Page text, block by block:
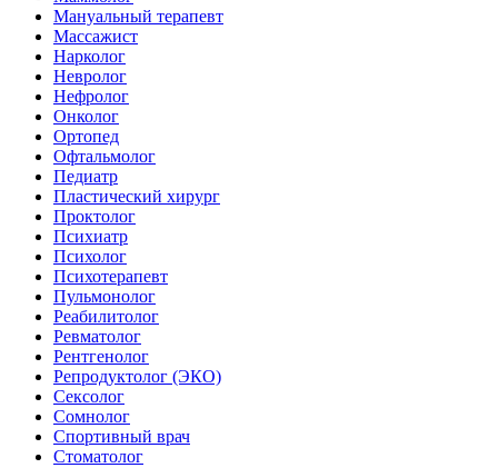
Мануальный терапевт
Массажист
Нарколог
Невролог
Нефролог
Онколог
Ортопед
Офтальмолог
Педиатр
Пластический хирург
Проктолог
Психиатр
Психолог
Психотерапевт
Пульмонолог
Реабилитолог
Ревматолог
Рентгенолог
Репродуктолог (ЭКО)
Сексолог
Сомнолог
Спортивный врач
Стоматолог